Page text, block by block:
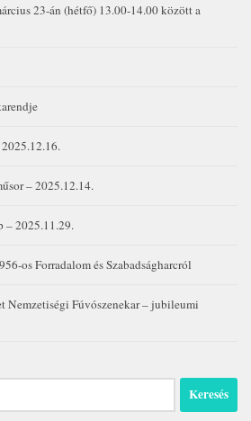
23-án (hétfő) 13.00-14.00 között a
– 2025.12.14.
– 2025.11.29.
os Forradalom és Szabadságharcról
Nemzetiségi Fúvószenekar – jubileumi